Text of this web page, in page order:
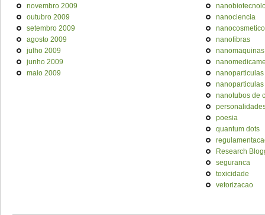
novembro 2009
outubro 2009
setembro 2009
agosto 2009
julho 2009
junho 2009
maio 2009
nanociencia
nanofibras
nanomaquinas
nanotubos de
poesia
quantum dots
Research
seguranca
toxicidade
vetorizacao